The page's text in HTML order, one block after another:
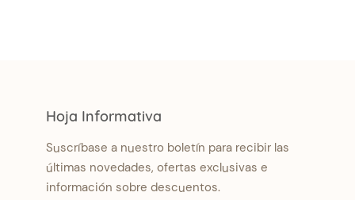
Hoja Informativa
Suscríbase a nuestro boletín para recibir las
últimas novedades, ofertas exclusivas e
información sobre descuentos.